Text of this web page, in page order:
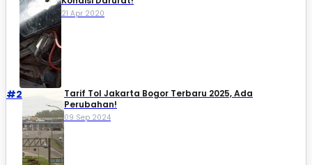
21 Apr 2020
#2
Tarif Tol Jakarta Bogor Terbaru 2025, Ada
Perubahan!
09 Sep 2024